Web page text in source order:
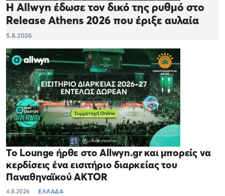
Η Allwyn έδωσε τον δικό της ρυθμό στο
Release Athens 2026 που έριξε αυλαία
5.8.2026
Το Lounge ήρθε στο Allwyn.gr και μπορείς να
κερδίσεις ένα εισιτήριο διαρκείας του
Παναθηναϊκού AKTOR
4.8.2026 ΕΛΛΑΔΑ